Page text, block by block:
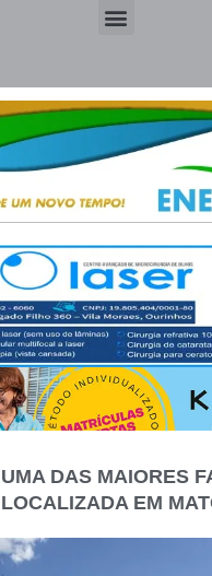
DAS MAIORES
EM